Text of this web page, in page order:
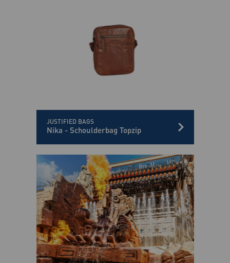
JUSTIFIED BAGS
Nika - Schoulderbag Topzip